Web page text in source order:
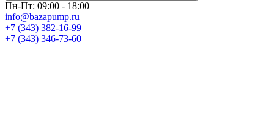
Пн-Пт: 09:00 - 18:00
info@bazapump.ru
+7 (343) 382-16-99
+7 (343) 346-73-‬60